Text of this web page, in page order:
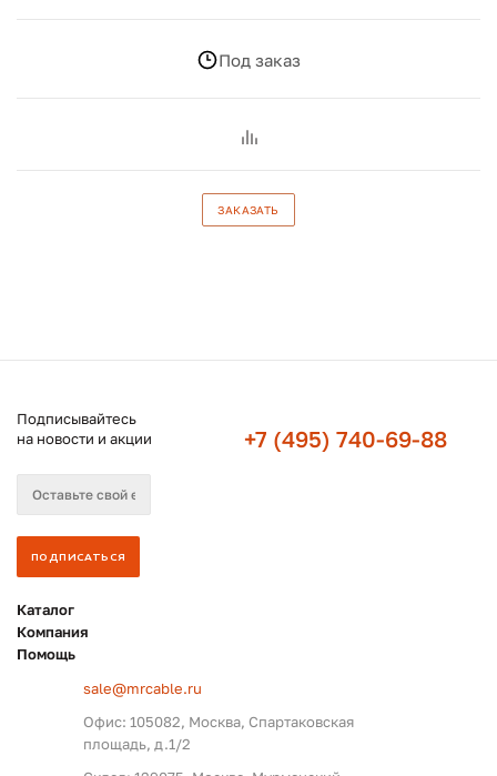
Под заказ
ЗАКАЗАТЬ
Подписывайтесь
на новости и акции
+7 (495) 740-69-88
Каталог
Компания
Помощь
sale@mrcable.ru
Офис: 105082, Москва, Спартаковская
площадь, д.1/2